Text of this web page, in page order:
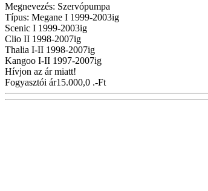
Megnevezés: Szervópumpa
Típus: Megane I 1999-2003ig
Scenic I 1999-2003ig
Clio II 1998-2007ig
Thalia I-II 1998-2007ig
Kangoo I-II 1997-2007ig
Hívjon az ár miatt!
Fogyasztói ár15.000,0 .-Ft